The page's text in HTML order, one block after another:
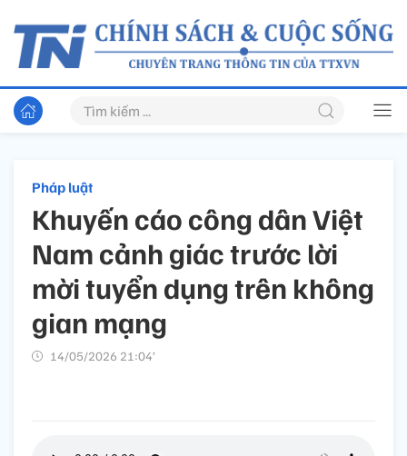
Pháp luật
Khuyến cáo công dân Việt
Nam cảnh giác trước lời
mời tuyển dụng trên không
gian mạng
14/05/2026 21:04’